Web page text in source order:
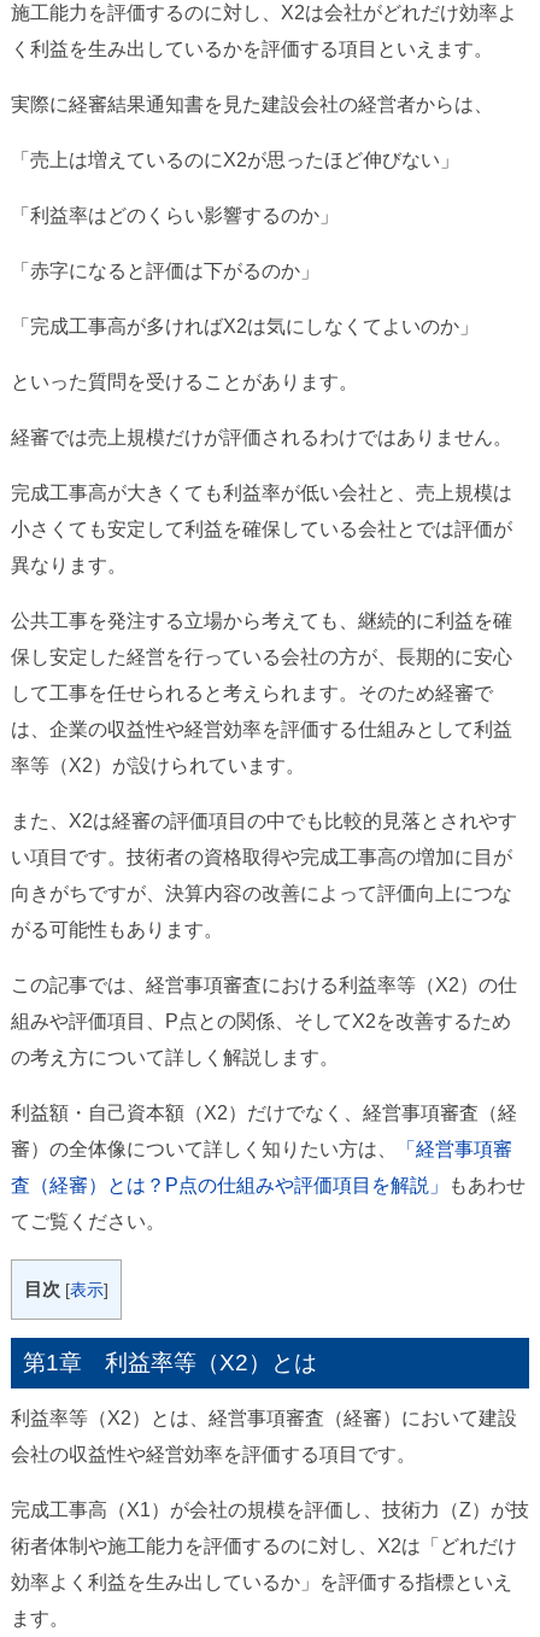
施工能力を評価するのに対し、X2は会社がどれだけ効率よ
く利益を生み出しているかを評価する項目といえます。
実際に経審結果通知書を見た建設会社の経営者からは、
「売上は増えているのにX2が思ったほど伸びない」
「利益率はどのくらい影響するのか」
「赤字になると評価は下がるのか」
「完成工事高が多ければX2は気にしなくてよいのか」
といった質問を受けることがあります。
経審では売上規模だけが評価されるわけではありません。
完成工事高が大きくても利益率が低い会社と、売上規模は
小さくても安定して利益を確保している会社とでは評価が
異なります。
公共工事を発注する立場から考えても、継続的に利益を確
保し安定した経営を行っている会社の方が、長期的に安心
して工事を任せられると考えられます。そのため経審で
は、企業の収益性や経営効率を評価する仕組みとして利益
率等（X2）が設けられています。
また、X2は経審の評価項目の中でも比較的見落とされやす
い項目です。技術者の資格取得や完成工事高の増加に目が
向きがちですが、決算内容の改善によって評価向上につな
がる可能性もあります。
この記事では、経営事項審査における利益率等（X2）の仕
組みや評価項目、P点との関係、そしてX2を改善するため
の考え方について詳しく解説します。
利益額・自己資本額（X2）だけでなく、経営事項審査（経
審）の全体像について詳しく知りたい方は、
「経営事項審
査（経審）とは？P点の仕組みや評価項目を解説」
もあわせ
てご覧ください。
目次 [表示]
第1章 利益率等（X2）とは
利益率等（X2）とは、経営事項審査（経審）において建設
会社の収益性や経営効率を評価する項目です。
完成工事高（X1）が会社の規模を評価し、技術力（Z）が技
術者体制や施工能力を評価するのに対し、X2は「どれだけ
効率よく利益を生み出しているか」を評価する指標といえ
ます。